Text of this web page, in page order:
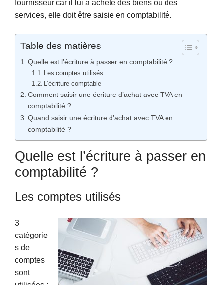
fournisseur car il lui a acheté des biens ou des
services, elle doit être saisie en comptabilité.
Table des matières
Quelle est l’écriture à passer en comptabilité ?
Les comptes utilisés
L’écriture comptable
Comment saisir une écriture d’achat avec TVA en
comptabilité ?
Quand saisir une écriture d’achat avec TVA en
comptabilité ?
Quelle est l’écriture à passer en
comptabilité ?
Les comptes utilisés
3
catégorie
s de
comptes
sont